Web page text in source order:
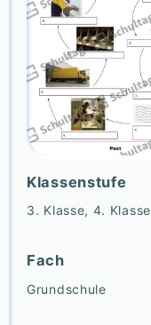
Klassenstufe
3. Klasse, 4. Klasse
Fach
Grundschule